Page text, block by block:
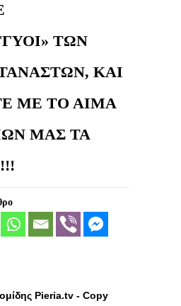
ΤΩΝ
ΚΑΙ
ΜΕ ΤΟ ΑΙΜΑ
ΜΑΣ ΤΑ